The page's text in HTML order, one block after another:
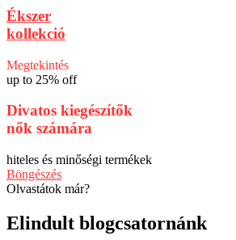
Ékszer
kollekció
Megtekintés
up to 25% off
Divatos kiegészítők
nők számára
hiteles és minőségi termékek
Böngészés
Olvastátok már?
Elindult blogcsatornánk